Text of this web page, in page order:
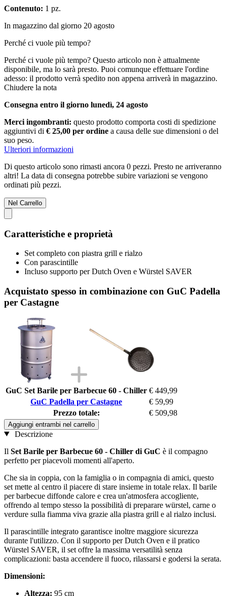
Contenuto: 1 pz.
In magazzino dal giorno 20 agosto
Perché ci vuole più tempo?
Perché ci vuole più tempo? Questo articolo non è attualmente
disponibile, ma lo sarà presto. Puoi comunque effettuare l'ordine
adesso: il prodotto verrà spedito non appena arriverà in magazzino.
Chiudere la nota
Consegna entro il giorno lunedì, 24 agosto
Merci ingombranti: questo prodotto comporta costi di spedizione
aggiuntivi di € 25,00 per ordine a causa delle sue dimensioni o del
suo peso.
Ulteriori informazioni
Di questo articolo sono rimasti ancora 0 pezzi. Presto ne arriveranno
altri! La data di consegna potrebbe subire variazioni se vengono
ordinati più pezzi.
Nel Carrello
Caratteristiche e proprietà
Set completo con piastra grill e rialzo
Con parascintille
Incluso supporto per Dutch Oven e Würstel SAVER
Acquistato spesso in combinazione con GuC Padella
per Castagne
GuC Set Barile per Barbecue 60 - Chiller € 449,99
GuC Padella per Castagne
€ 59,99
Prezzo totale:
€ 509,98
Aggiungi entrambi nel carrello
Descrizione
Il Set Barile per Barbecue 60 - Chiller di GuC è il compagno
perfetto per piacevoli momenti all'aperto.
Che sia in coppia, con la famiglia o in compagnia di amici, questo
set mette al centro il piacere di stare insieme in totale relax. Il barile
per barbecue diffonde calore e crea un'atmosfera accogliente,
offrendo al tempo stesso la possibilità di preparare würstel, carne o
verdure sulla fiamma viva grazie alla piastra grill e al rialzo inclusi.
Il parascintille integrato garantisce inoltre maggiore sicurezza
durante l'utilizzo. Con il supporto per Dutch Oven e il pratico
Würstel SAVER, il set offre la massima versatilità senza
complicazioni: basta accendere il fuoco, rilassarsi e godersi la serata.
Dimensioni:
Altezza: 95 cm